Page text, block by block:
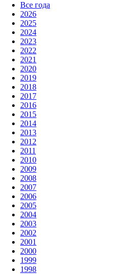
Все года
2026
2025
2024
2023
2022
2021
2020
2019
2018
2017
2016
2015
2014
2013
2012
2011
2010
2009
2008
2007
2006
2005
2004
2003
2002
2001
2000
1999
1998